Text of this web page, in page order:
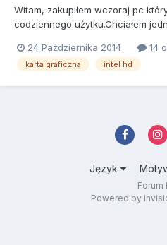
Witam, zakupiłem wczoraj pc
codziennego użytku.Chciałem
HD pozwoli mi na odpalenie gry?
24 Października 2014 14
karta graficzna intel hd
Język
Forum
Powered by